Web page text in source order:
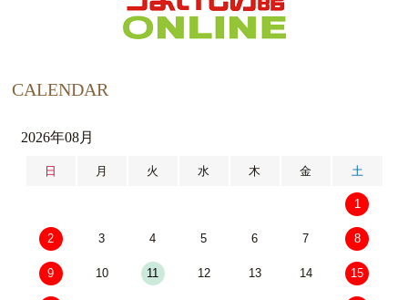
CALENDAR
2026年08月
日 月 火 水 木 金 土
1
2 3 4 5 6 7 8
9 10 11 12 13 14 15